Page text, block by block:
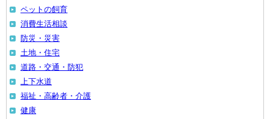
ペットの飼育
消費生活相談
防災・災害
土地・住宅
道路・交通・防犯
上下水道
福祉・高齢者・介護
健康